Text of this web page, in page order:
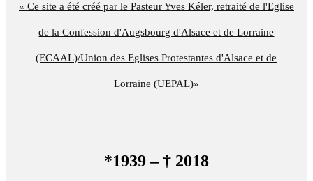
« Ce site a été créé par le Pasteur Yves Kéler, retraité de l'Eglise
de la Confession d'Augsbourg d'Alsace et de Lorraine
(ECAAL)/Union des Eglises Protestantes d'Alsace et de
Lorraine (UEPAL)»
*1939 – † 2018